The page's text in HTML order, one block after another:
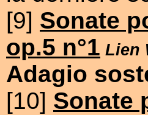
[9] Sonate
op.5 n°1 Lien
Adagio
[10] Sonate